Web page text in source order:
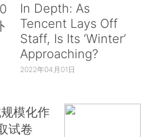
In Depth: As
Tencent Lays Off
Staff, Is Its ‘Winter’
Approaching?
2022年04月01日
模化作
试卷